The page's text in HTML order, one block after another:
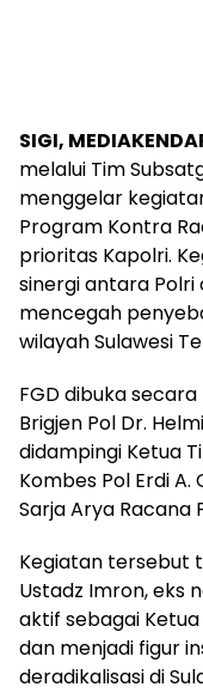
SIGI,
melalui Tim
menggelar
Program Kontra
prioritas Kapolri.
sinergi antara
mencegah
wilayah Sulawesi
FGD dibuka
Brigjen Pol Dr.
didampingi Ketua
Kombes Pol Erdi
Sarja Arya Racana
Kegiatan tersebut
Ustadz Imron, eks
aktif sebagai Ketua
dan menjadi figur
deradikalisasi di